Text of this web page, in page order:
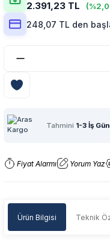
2.391,23 TL
248,07 TL den
Tahmini 1-3 İş
Fiyat Alarmı Yorum Yaz
Ürün Bilgisi Teknik